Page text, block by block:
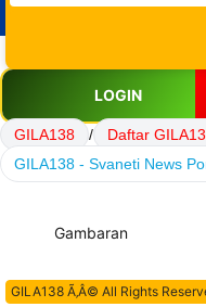
LOGIN
GILA138 / Daftar
GILA138 - Svaneti News
Gambaran
GILA138 Ã‚Â© All Rights